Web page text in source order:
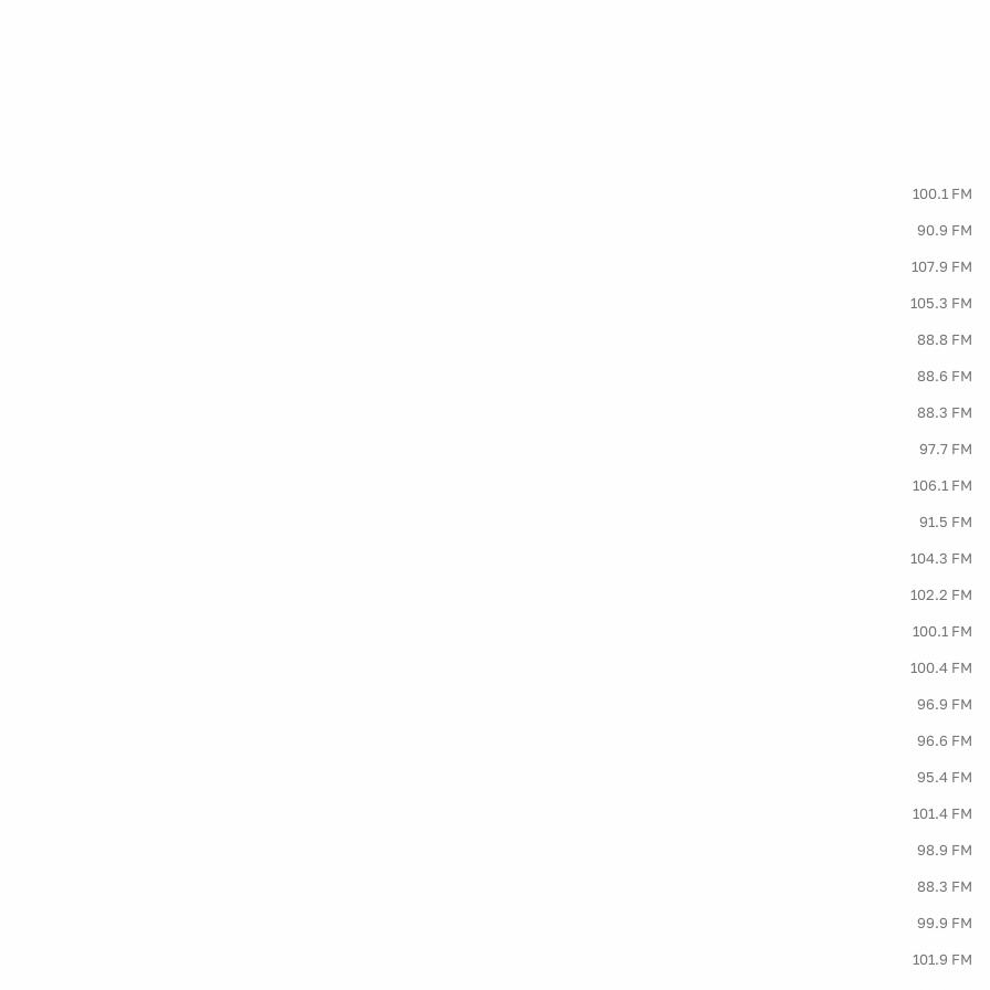
100.1 FM
90.9 FM
107.9 FM
105.3 FM
88.8 FM
88.6 FM
88.3 FM
97.7 FM
106.1 FM
91.5 FM
104.3 FM
102.2 FM
100.1 FM
100.4 FM
96.9 FM
96.6 FM
95.4 FM
101.4 FM
98.9 FM
88.3 FM
99.9 FM
101.9 FM